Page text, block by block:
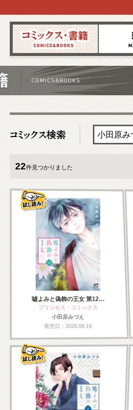
コミックス 雑誌
22件見つかりました
嘘よみと偽飾の王女 第12…
プリンセス・コミックス
小田原みづえ
発売日：2026.06.16